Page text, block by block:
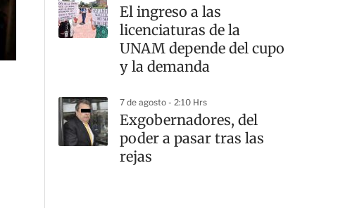
El ingreso a las
licenciaturas de la
UNAM depende del cupo
y la demanda
7 de agosto - 2:10 Hrs
Exgobernadores, del
poder a pasar tras las
rejas